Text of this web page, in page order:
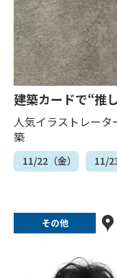
建築カードで“推
人気イラストレー
築
11/22（金） 11/
その他